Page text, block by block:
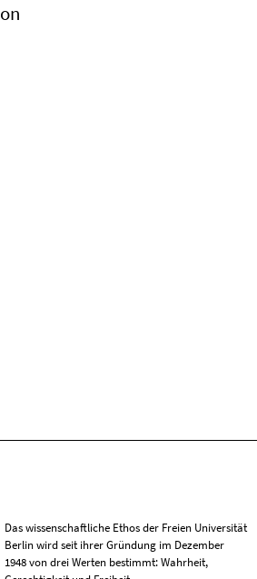
Das wissenschaftliche Ethos der Freien Universität
Berlin wird seit ihrer Gründung im Dezember
1948 von drei Werten bestimmt: Wahrheit,